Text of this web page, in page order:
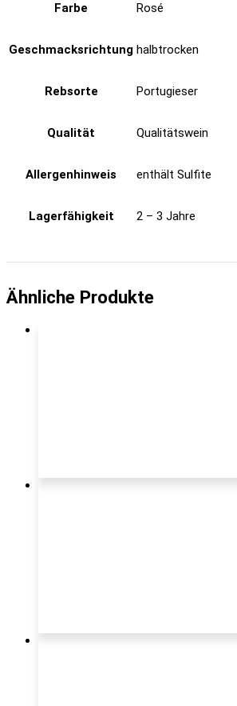
Farbe Rosé
Geschmacksrichtung halbtrocken
Rebsorte Portugieser
Qualität Qualitätswein
Allergenhinweis enthält Sulfite
Lagerfähigkeit 2 – 3 Jahre
Ähnliche Produkte